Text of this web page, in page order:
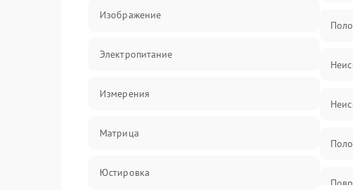
Изображение
Электропитание
Измерения
Матрица
Юстировка